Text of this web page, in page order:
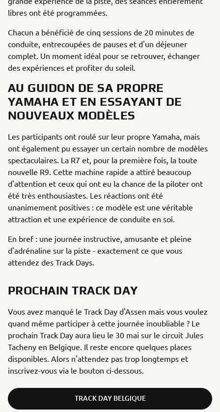
libres ont été programmées.
Chacun a bénéficié de cinq sessions de 20 minutes de
conduite, entrecoupées de pauses et d'un déjeuner
complet. Un moment idéal pour se retrouver, échanger
des expériences et profiter du soleil.
AU GUIDON DE SA PROPRE
YAMAHA ET EN ESSAYANT DE
NOUVEAUX MODÈLES
Les participants ont roulé sur leur propre Yamaha, mais
ont également pu essayer un certain nombre de modèles
spectaculaires. La R7 et, pour la première fois, la toute
nouvelle R9. Cette machine rapide a attiré beaucoup
d'attention et ceux qui ont eu la chance de la piloter ont
été très enthousiastes. Les réactions ont été
unanimement positives : ce modèle est une véritable
attraction et une expérience de conduite en soi.
En bref : une journée instructive, amusante et pleine
d'adrénaline sur la piste - exactement ce que vous
attendez des Track Days.
PROCHAIN TRACK DAY
Vous avez manqué le Track Day d'Assen mais vous voulez
quand même participer à cette journée inoubliable ? Le
prochain Track Day aura lieu le 30 mai sur le circuit Jules
Tacheny en Belgique. Il reste encore quelques places
disponibles. Alors n'attendez pas trop longtemps et
inscrivez-vous via le bouton ci-dessous.
TRACK DAY BELGIQUE